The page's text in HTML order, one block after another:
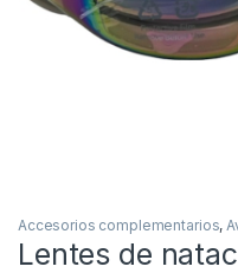
Accesorios complementarios,
Lentes de